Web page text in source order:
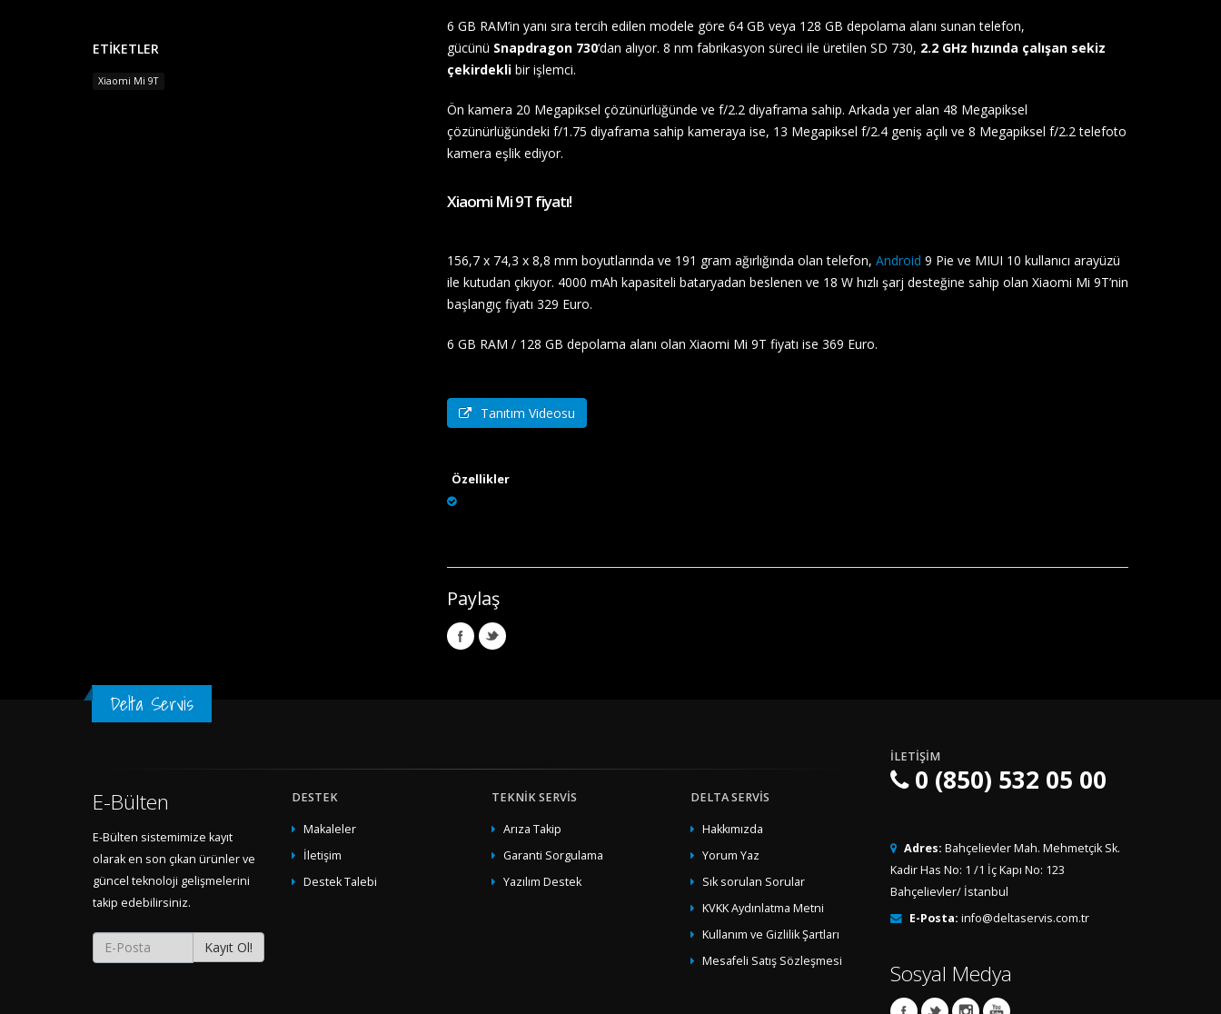
ETIKETLER
Xiaomi Mi 9T
6 GB RAM’in yanı sıra tercih edilen modele göre 64 GB veya 128 GB depolama alanı sunan telefon,
gücünü Snapdragon 730‘dan alıyor. 8 nm fabrikasyon süreci ile üretilen SD 730, 2.2 GHz hızında çalışan sekiz
çekirdeklibir işlemci.
Ön kamera 20 Megapiksel çözünürlüğünde ve f/2.2 diyaframa sahip. Arkada yer alan 48 Megapiksel
çözünürlüğündeki f/1.75 diyaframa sahip kameraya ise, 13 Megapiksel f/2.4 geniş açılı ve 8 Megapiksel f/2.2 telefoto
kamera eşlik ediyor.
Xiaomi Mi 9T fiyatı!
156,7 x 74,3 x 8,8 mm boyutlarında ve 191 gram ağırlığında olan telefon, Android 9 Pie ve MIUI 10 kullanıcı arayüzü
ile kutudan çıkıyor. 4000 mAh kapasiteli bataryadan beslenen ve 18 W hızlı şarj desteğine sahip olan Xiaomi Mi 9T’nin
başlangıç fiyatı 329 Euro.
6 GB RAM / 128 GB depolama alanı olan Xiaomi Mi 9T fiyatı ise 369 Euro.
Tanıtım Videosu
Özellikler
Paylaş
Delta Servis
E-Bülten
E-Bülten sistemimize kayıt
olarak en son çıkan ürünler ve
güncel teknoloji gelişmelerini
takip edebilirsiniz.
Kayıt Ol!
DESTEK
Makaleler
İletişim
Destek Talebi
TEKNIK SERVIS
Arıza Takip
Garanti Sorgulama
Yazılım Destek
DELTA SERVIS
Hakkımızda
Yorum Yaz
Sık sorulan Sorular
KVKK Aydınlatma Metni
Kullanım ve Gizlilik Şartları
Mesafeli Satış Sözleşmesi
İLETIŞIM
0 (850) 532 05 00
Adres: Bahçelievler Mah. Mehmetçik Sk.
Kadir Has No: 1 /1 İç Kapı No: 123
Bahçelievler/ İstanbul
E-Posta: info@deltaservis.com.tr
Sosyal Medya